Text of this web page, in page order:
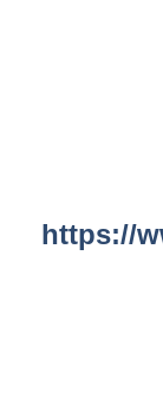
https://